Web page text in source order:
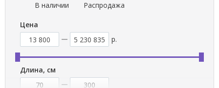
В наличии Распродажа
Цена
р.
Длина, см